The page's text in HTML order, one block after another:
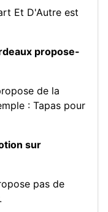
Et D'Autre est
propose-
de la
: Tapas pour
sur
pas de